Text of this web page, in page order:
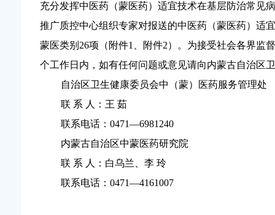
充分发挥中医药（蒙医药）适宜技术在基层防治常见
推广质控中心组织专家对报送的中医药（蒙医药）适
蒙医类别26项（附件1、附件2）。为接受社会各界监
个工作日内，如有任何问题或意见请向内蒙古自治区
自治区卫生健康委员会中（蒙）医药服务管理处
联 系 人：王 茹
联系电话：0471—6981240
内蒙古自治区中蒙医药研究院
联 系 人：白乌兰、李 玲
联系电话：0471—4161007